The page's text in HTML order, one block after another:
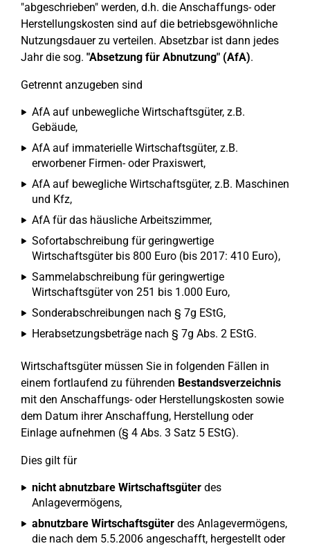
"abgeschrieben" werden, d.h. die Anschaffungs- oder
Herstellungskosten sind auf die betriebsgewöhnliche
Nutzungsdauer zu verteilen. Absetzbar ist dann jedes
Jahr die sog. "Absetzung für Abnutzung" (AfA).
Getrennt anzugeben sind
AfA auf unbewegliche Wirtschaftsgüter, z.B.
Gebäude,
AfA auf immaterielle Wirtschaftsgüter, z.B.
erworbener Firmen- oder Praxiswert,
AfA auf bewegliche Wirtschaftsgüter, z.B. Maschinen
und Kfz,
AfA für das häusliche Arbeitszimmer,
Sofortabschreibung für geringwertige
Wirtschaftsgüter bis 800 Euro (bis 2017: 410 Euro),
Sammelabschreibung für geringwertige
Wirtschaftsgüter von 251 bis 1.000 Euro,
Sonderabschreibungen nach § 7g EStG,
Herabsetzungsbeträge nach § 7g Abs. 2 EStG.
Wirtschaftsgüter müssen Sie in folgenden Fällen in
einem fortlaufend zu führenden Bestandsverzeichnis
mit den Anschaffungs- oder Herstellungskosten sowie
dem Datum ihrer Anschaffung, Herstellung oder
Einlage aufnehmen (§ 4 Abs. 3 Satz 5 EStG).
Dies gilt für
nicht abnutzbare Wirtschaftsgüter des
Anlagevermögens,
abnutzbare Wirtschaftsgüter des Anlagevermögens,
die nach dem 5.5.2006 angeschafft, hergestellt oder